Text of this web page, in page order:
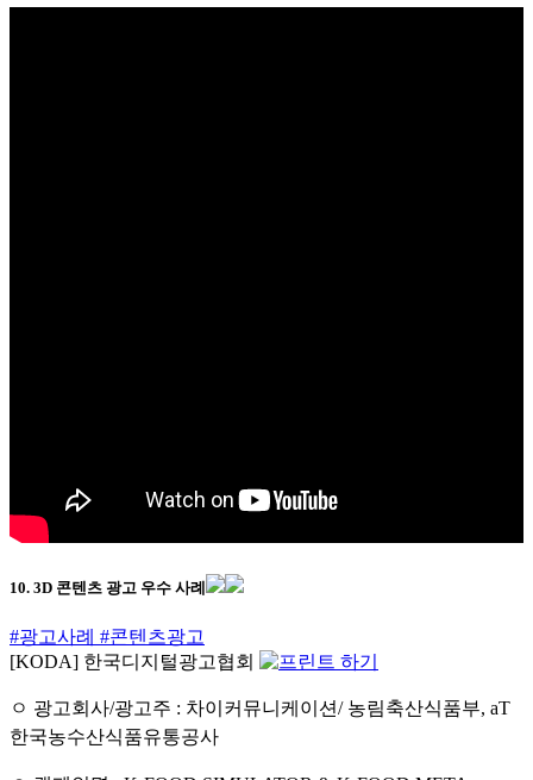
10. 3D 콘텐츠 광고 우수 사례
#광고사례 #콘텐츠광고
[KODA] 한국디지털광고협회
ㅇ 광고회사/광고주 : 차이커뮤니케이션/ 농림축산식품부, aT
한국농수산식품유통공사